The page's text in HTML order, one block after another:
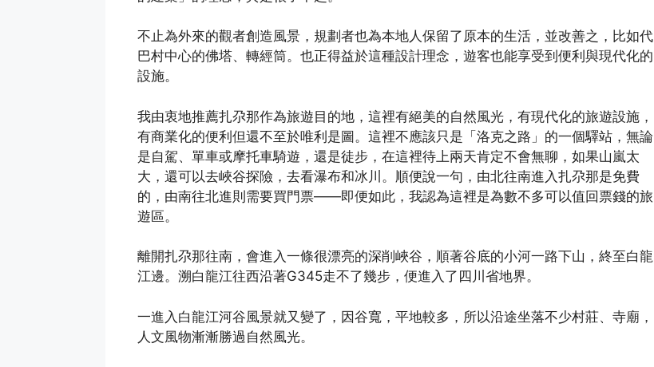
不止為外來的觀者創造風景，規劃者也為本地人保留了原本的生活，並改善之，比如代
巴村中心的佛塔、轉經筒。也正得益於這種設計理念，遊客也能享受到便利與現代化的
設施。
我由衷地推薦扎尕那作為旅遊目的地，這裡有絕美的自然風光，有現代化的旅遊設施，
有商業化的便利但還不至於唯利是圖。這裡不應該只是「洛克之路」的一個驛站，無論
是自駕、單車或摩托車騎遊，還是徒步，在這裡待上兩天肯定不會無聊，如果山嵐太
大，還可以去峽谷探險，去看瀑布和冰川。順便說一句，由北往南進入扎尕那是免費
的，由南往北進則需要買門票——即便如此，我認為這裡是為數不多可以值回票錢的旅
遊區。
離開扎尕那往南，會進入一條很漂亮的深削峽谷，順著谷底的小河一路下山，終至白龍
江邊。溯白龍江往西沿著G345走不了幾步，便進入了四川省地界。
一進入白龍江河谷風景就又變了，因谷寬，平地較多，所以沿途坐落不少村莊、寺廟，
人文風物漸漸勝過自然風光。